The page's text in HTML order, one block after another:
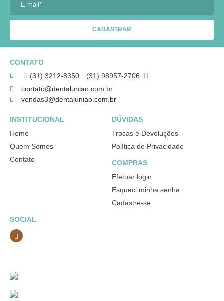
E-mail*
CONTATO
(31) 3212-8350
(31) 98957-2706
contato@dentaluniao.com.br
vendas3@dentaluniao.com.br
INSTITUCIONAL
Home
Quem Somos
Contato
DÚVIDAS
Trocas e Devoluções
Política de Privacidade
COMPRAS
Efetuar login
Esqueci minha senha
Cadastre-se
SOCIAL